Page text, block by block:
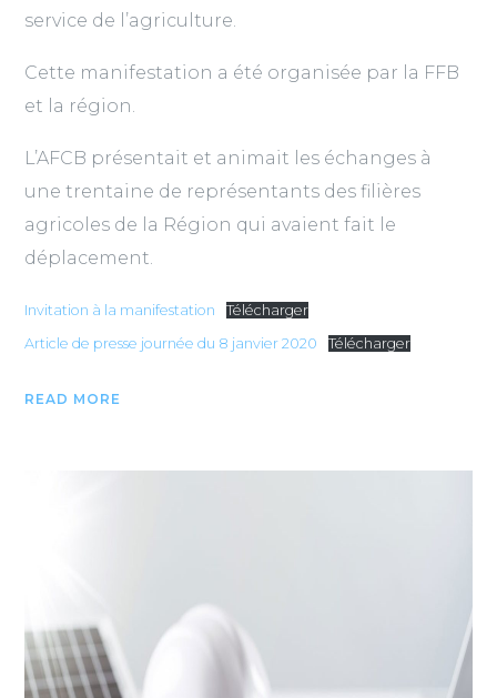
service de l’agriculture.
Cette manifestation a été organisée par la FFB
et la région.
L’AFCB présentait et animait les échanges à
une trentaine de représentants des filières
agricoles de la Région qui avaient fait le
déplacement.
Invitation à la manifestation
Télécharger
Article de presse journée du 8 janvier 2020
Télécharger
READ MORE